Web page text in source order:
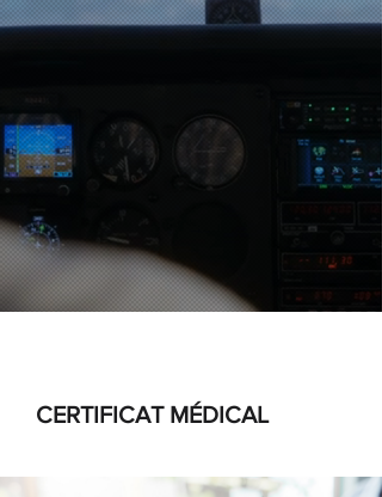
CERTIFICAT MÉDICAL